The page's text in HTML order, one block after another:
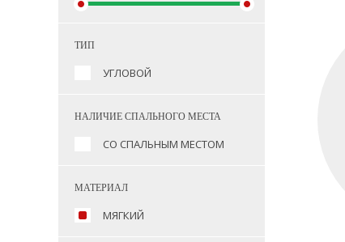
ТИП
УГЛОВОЙ
НАЛИЧИЕ СПАЛЬНОГО МЕСТА
СО СПАЛЬНЫМ МЕСТОМ
МАТЕРИАЛ
МЯГКИЙ